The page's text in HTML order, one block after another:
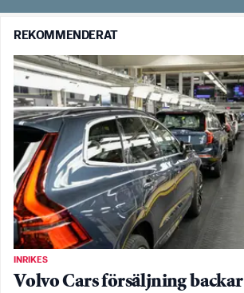
REKOMMENDERAT
INRIKES
Volvo Cars försäljning backar